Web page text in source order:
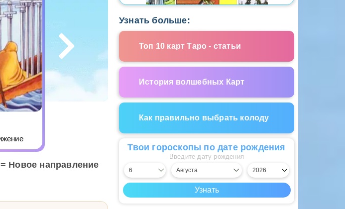
= Новое направление
Узнать больше:
Топ 10 карт Таро - статьи
История волшебных Карт
Как правильно выбрать колоду
Твои гороскопы по дате рождения
Введите дату рождения